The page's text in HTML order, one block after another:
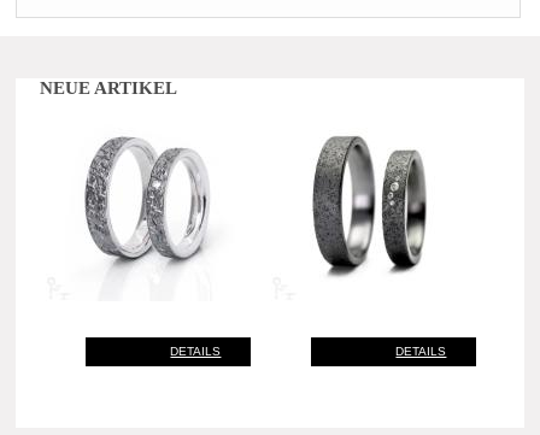
NEUE ARTIKEL
DETAILS DETAILS